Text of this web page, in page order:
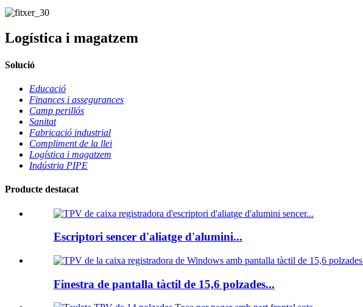
Logística i magatzem
Solució
Educació
Finances i assegurances
Camp perillós
Sanitat
Fabricació industrial
Compliment de la llei
Logística i magatzem
Indústria PIPE
Producte destacat
Escriptori sencer d'aliatge d'alumini...
Finestra de pantalla tàctil de 15,6 polzades...